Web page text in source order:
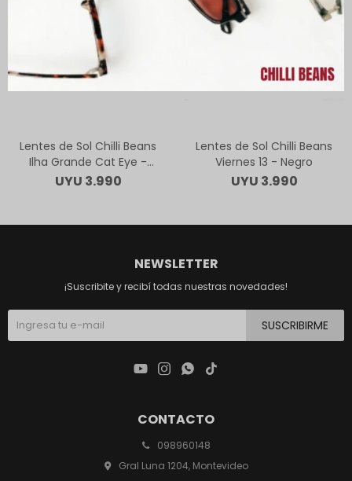
Lentes de Sol Chilli Beans
Ilha Grande Cat Eye -
Animal Print
UYU 3.990
Lentes de Sol Chilli Beans
Viernes 13 - Negro
UYU 3.990
CONTACTO
098960148
Gral Luna 1204, Montevideo
NEWSLETTER
¡Suscribite y recibí todas nuestras novedades!
SUSCRIBIRME
   